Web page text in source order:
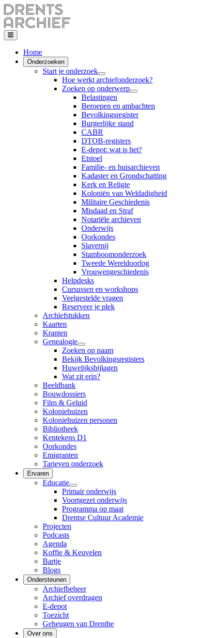
Home
Onderzoeken
Start je onderzoek
Hoe werkt archiefonderzoek?
Zoeken op onderwerp
Belastingen
Beroepen en ambachten
Bevolkingsregister
Burgerlijke stand
CABR
DTOB-registers
E-depot: wat is het?
Etstoel
Familie- en huisarchieven
Kadaster en Grondschatting
Kerk en Religie
Koloniën van Weldadigheid
Militaire Geschiedenis
Misdaad en Straf
Notariële archieven
Onderwijs
Oorkondes
Slavernij
Stamboomonderzoek
Tweede Wereldoorlog
Vrouwengeschiedenis
Helpdesks
Cursussen en workshops
Veelgestelde vragen
Reserveer je plek
Archiefstukken
Kaarten
Kranten
Genealogie
Zoeken op naam
Bekijk Bevolkingsregisters
Huwelijksbijlagen
Wat zit erin?
Beeldbank
Bouwdossiers
Film & Geluid
Koloniehuizen
Koloniehuizen personen
Bibliotheek
Kentekens D1
Oorkondes
Emigranten
Tarieven onderzoek
Ervaren
Educatie
Primair onderwijs
Voortgezet onderwijs
Programma op maat
Drentse Cultuur Academie
Projecten
Podcasts
Agenda
Koffie & Keuvelen
Bartje
Blogs
Ondersteunen
Archiefbeheer
Archief overdragen
E-depot
Toezicht
Geheugen van Drenthe
Over ons